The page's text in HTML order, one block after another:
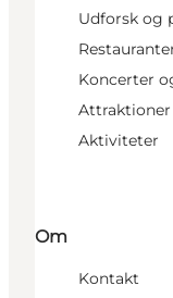
Udforsk og
Koncerter
Attraktioner
Aktiviteter
Om
Kontakt